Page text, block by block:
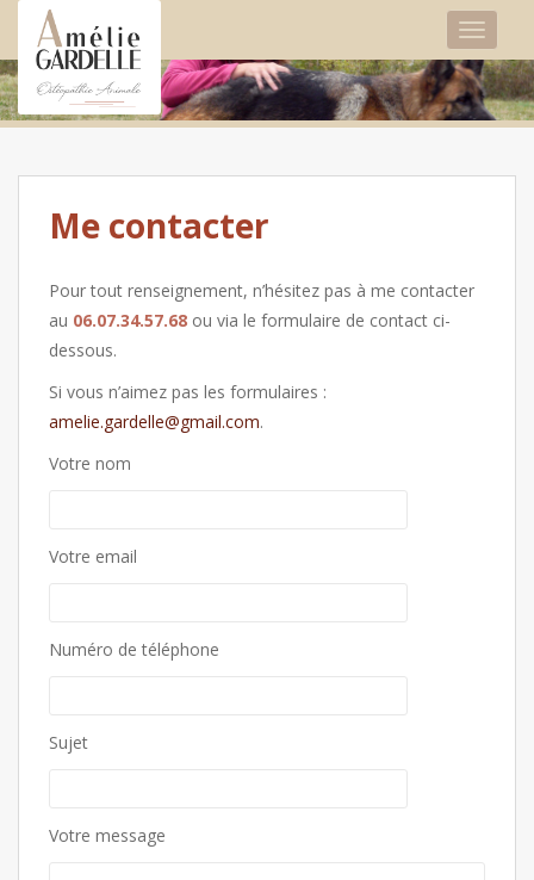
Me contacter
Pour tout renseignement, n’hésitez pas à me contacter
au 06.07.34.57.68 ou via le formulaire de contact ci-
dessous.
Si vous n’aimez pas les formulaires :
amelie.gardelle@gmail.com.
Votre nom
Votre email
Numéro de téléphone
Sujet
Votre message